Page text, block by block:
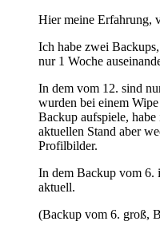
Hier meine Erfahrung,
Ich habe zwei
nur 1 Woche
In dem vom 12. sind
wurden bei einem
Backup aufspiele,
aktuellen Stand aber
Profilbilder.
In dem Backup vom 6.
aktuell.
(Backup vom 6. groß,